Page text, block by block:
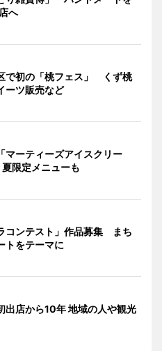
へ
で初の「桃フェス」 くず桃
ーツ販売など
マーティーズアイスクリー
限定メニューも
コンテスト」作品募集 まち
トをテーマに
出店から10年 地域の人や観光